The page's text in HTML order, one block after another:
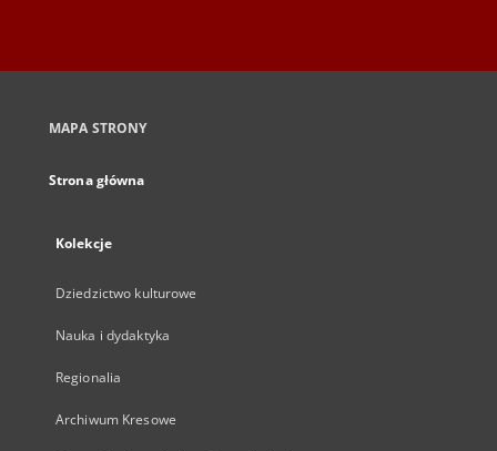
MAPA STRONY
Strona główna
Kolekcje
Dziedzictwo kulturowe
Nauka i dydaktyka
Regionalia
Archiwum Kresowe